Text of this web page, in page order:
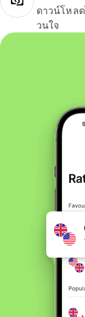
ดาวน์โหล
วนใจ